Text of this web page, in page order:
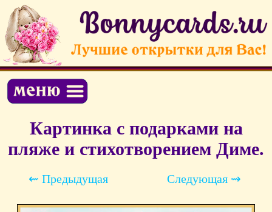
Картинка с подарками на
пляже и стихотворением Диме.
⇜ Предыдущая Следующая ⇝